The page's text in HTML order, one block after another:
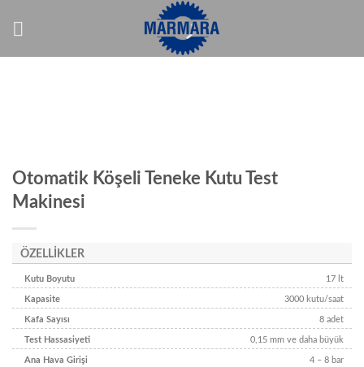
Otomatik Köşeli Teneke Kutu Test
Makinesi
ÖZELLİKLER
Kutu Boyutu 17 lt
Kapasite 3000 kutu/saat
Kafa Sayısı 8 adet
Test Hassasiyeti 0,15 mm ve daha büyük
Ana Hava Girişi 4 – 8 bar